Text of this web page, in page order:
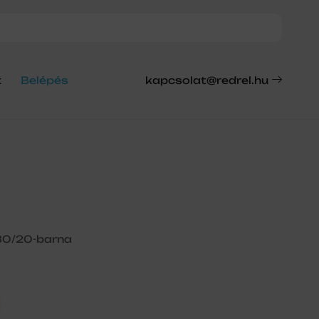
Belépés kapcsolat@redrel.hu
20-barna